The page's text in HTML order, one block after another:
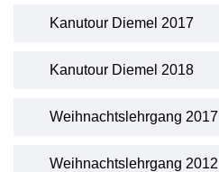
Kanutour Diemel 2017
Kanutour Diemel 2018
Weihnachtslehrgang 2017
Weihnachtslehrgang 2012